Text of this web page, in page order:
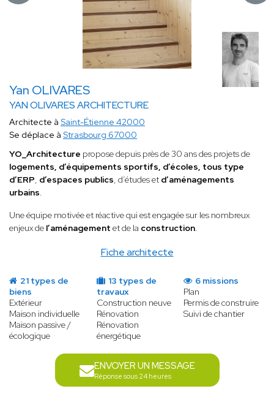
Yan OLIVARES
YAN OLIVARES ARCHITECTURE
Fiche architecte
Architecte à Saint-Étienne 42000
Se déplace à Strasbourg 67000
YO_Architecture propose depuis près de 30 ans des projets de
logements, d’équipements sportifs, d’écoles, tous type
d’ERP, d’espaces publics, d’études et d’aménagements
urbains.
Une équipe motivée et réactive qui est engagée sur les nombreux
enjeux de l’aménagement et de la construction.
21 types de
biens
Extérieur
Maison individuelle
Maison passive /
écologique
13 types de
travaux
Construction neuve
Rénovation
Rénovation
énergétique
6 missions
Plan
Permis de construire
Suivi de chantier
ENVOYER UN MESSAGE
Réponse sous 24 heures